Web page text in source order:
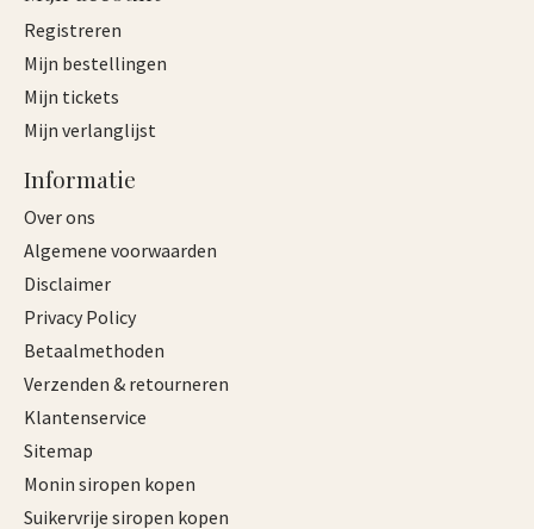
Registreren
Mijn bestellingen
Mijn tickets
Mijn verlanglijst
Informatie
Over ons
Algemene voorwaarden
Disclaimer
Privacy Policy
Betaalmethoden
Verzenden & retourneren
Klantenservice
Sitemap
Monin siropen kopen
Suikervrije siropen kopen